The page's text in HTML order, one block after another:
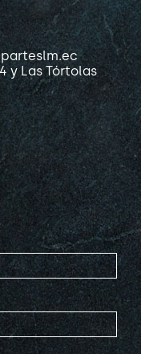
y Las Tórtolas